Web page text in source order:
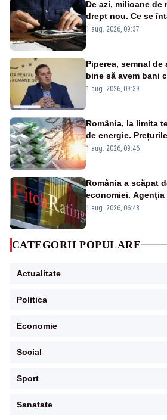
De azi, milioane de
drept nou. Ce se
un produs
1 aug. 2026, 09:37
Piperea, semnal de
bine să avem bani
alertei energetice?
1 aug. 2026, 09:39
România, la limita
de energie.
Analiză Realitatea
1 aug. 2026, 09:46
România a scăpat
economiei.
„BBB-” cu
1 aug. 2026, 06:48
CATEGORII POPULARE
Actualitate
Politica
Economie
Social
Sport
Sanatate